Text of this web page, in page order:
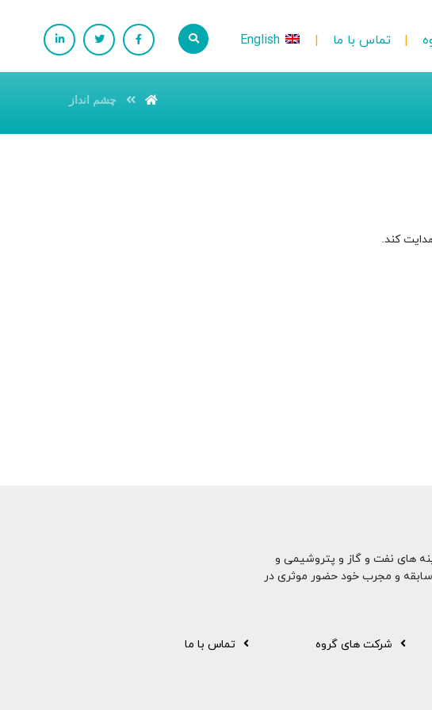
تماس با ما English
چشم انداز
کند.
را در زمینه های نفت و گاز و پتروشیمی و
و مجرب خود حضور موثری در
شرکت های گروه تماس با ما